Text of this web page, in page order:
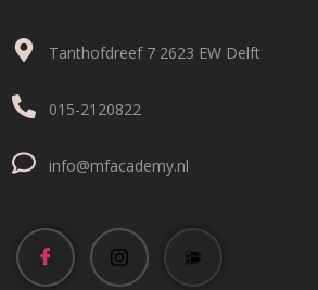
Tanthofdreef 7 2623 EW Delft
015-2120822
info@mfacademy.nl